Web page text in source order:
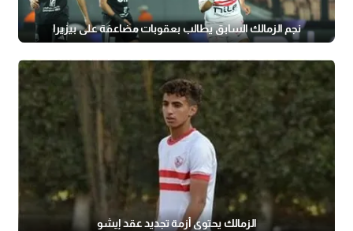
نجم الزمالك السابق يطالب بعقوبات مضاعفة على بيزيرا
الزمالك يحتوي أزمة تجديد عقد إيشو